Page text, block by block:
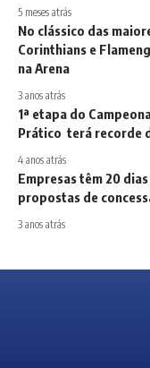
5 meses atrás
No clássico das
Corinthians e
na Arena
3 anos atrás
1ª etapa do
Prático terá recorde
4 anos atrás
Empresas têm 20
propostas de
3 anos atrás